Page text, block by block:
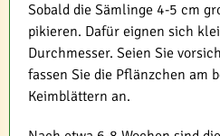
Sobald die Sämlinge 4-5 cm
pikieren. Dafür eignen sich
Durchmesser. Seien Sie
fassen Sie die Pflänzchen am
Keimblättern an.